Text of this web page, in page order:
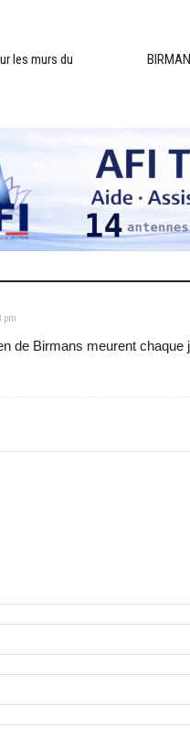
les murs du
pm
de Birmans meurent chaque